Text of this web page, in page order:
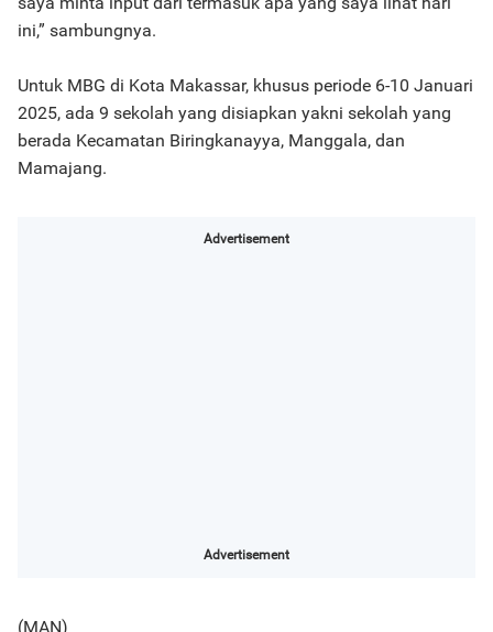
ini,” sambungnya.
Untuk MBG di Kota Makassar, khusus periode 6-10 Januari
2025, ada 9 sekolah yang disiapkan yakni sekolah yang
berada Kecamatan Biringkanayya, Manggala, dan
Mamajang.
Advertisement
Advertisement
(MAN)